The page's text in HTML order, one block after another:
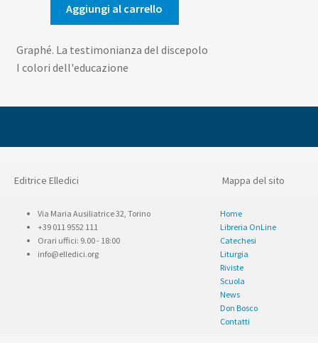
era:
4,90€.
è:
4,66€.
Aggiungi al carrello
Graphé. La testimonianza del discepolo
I colori dell'educazione
Editrice Elledici Mappa del sito
Via Maria Ausiliatrice 32, Torino
+39 011 9552 111
Orari uffici: 9.00 - 18:00
info@elledici.org
Home
Libreria OnLine
Catechesi
Liturgia
Riviste
Scuola
News
Don Bosco
Contatti